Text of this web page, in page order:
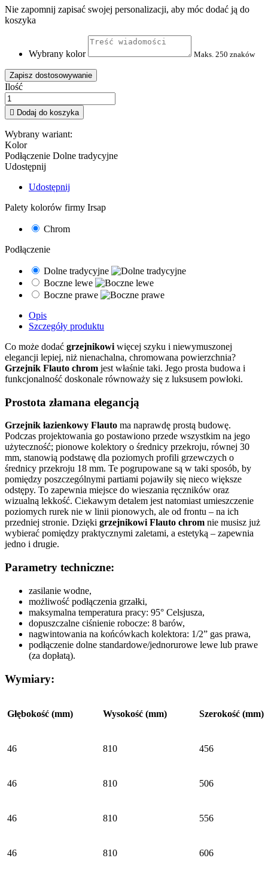
Nie zapomnij zapisać swojej personalizacji, aby móc dodać ją do
koszyka
Wybrany kolor Maks. 250 znaków
Zapisz dostosowywanie
Ilość
 Dodaj do koszyka
Wybrany wariant:
Kolor
Podłączenie Dolne tradycyjne
Udostępnij
Udostępnij
Palety kolorów firmy Irsap
Chrom
Podłączenie
Dolne tradycyjne
Boczne lewe
Boczne prawe
Opis
Szczegóły produktu
Co może dodać grzejnikowi więcej szyku i niewymuszonej
elegancji lepiej, niż nienachalna, chromowana powierzchnia?
Grzejnik Flauto chrom jest właśnie taki. Jego prosta budowa i
funkcjonalność doskonale równoważy się z luksusem powłoki.
Prostota złamana elegancją
Grzejnik łazienkowy Flauto ma naprawdę prostą budowę.
Podczas projektowania go postawiono przede wszystkim na jego
użyteczność; pionowe kolektory o średnicy przekroju, równej 30
mm, stanowią podstawę dla poziomych profili grzewczych o
średnicy przekroju 18 mm. Te pogrupowane są w taki sposób, by
pomiędzy poszczególnymi partiami pojawiły się nieco większe
odstępy. To zapewnia miejsce do wieszania ręczników oraz
wizualną lekkość. Ciekawym detalem jest natomiast umieszczenie
poziomych rurek nie w linii pionowych, ale od frontu – na ich
przedniej stronie. Dzięki grzejnikowi Flauto chrom nie musisz już
wybierać pomiędzy praktycznymi zaletami, a estetyką – zapewnia
jedno i drugie.
Parametry techniczne:
zasilanie wodne,
możliwość podłączenia grzałki,
maksymalna temperatura pracy: 95° Celsjusza,
dopuszczalne ciśnienie robocze: 8 barów,
nagwintowania na końcówkach kolektora: 1/2” gas prawa,
podłączenie dolne standardowe/jednorurowe lewe lub prawe
(za dopłatą).
Wymiary:
Głębokość (mm) Wysokość (mm) Szerokość (mm)
46 810 456
46 810 506
46 810 556
46 810 606